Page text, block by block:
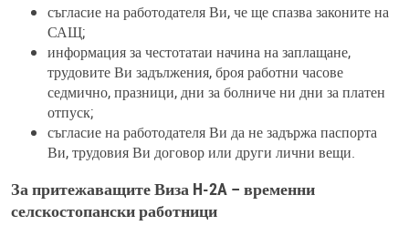
съгласие на работодателя Ви, че ще спазва законите на
САЩ;
информация за честотатаи начина на заплащане,
трудовите Ви задължения, броя работни часове
седмично, празници, дни за болниче ни дни за платен
отпуск;
съгласие на работодателя Ви да не задържа паспорта
Ви, трудовия Ви договор или други лични вещи.
За притежаващите Виза H-2A – временни
селскостопански работници